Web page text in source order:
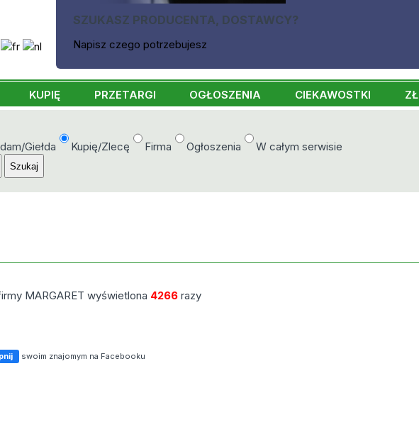
SZUKASZ PRODUCENTA, DOSTAWCY?
Napisz czego potrzebujesz
KUPIĘ PRZETARGI OGŁOSZENIA CIEKAWOSTKI
Giełda Kupię/Zlecę Firma Ogłoszenia W całym serwisie
MARGARET wyświetlona 4266 razy
swoim znajomym na Facebooku